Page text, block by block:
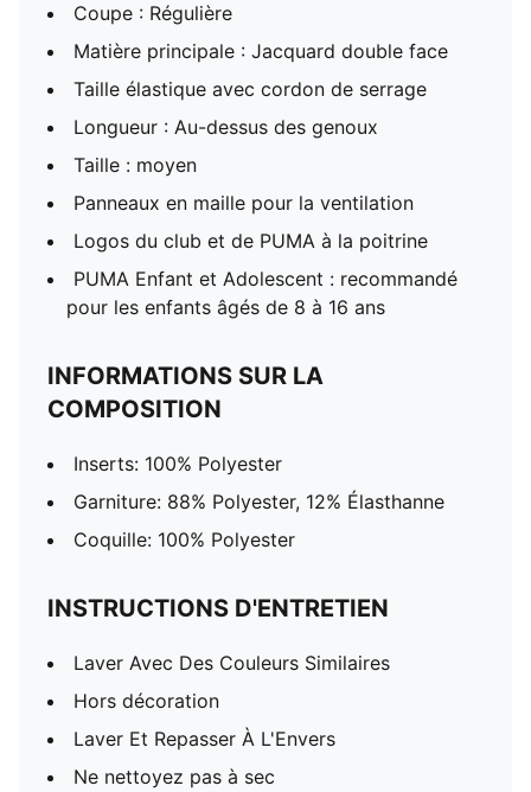
Coupe : Régulière
Matière principale : Jacquard double face
Taille élastique avec cordon de serrage
Longueur : Au-dessus des genoux
Taille : moyen
Panneaux en maille pour la ventilation
Logos du club et de PUMA à la poitrine
PUMA Enfant et Adolescent : recommandé
pour les enfants âgés de 8 à 16 ans
INFORMATIONS SUR LA
COMPOSITION
Inserts: 100% Polyester
Garniture: 88% Polyester, 12% Élasthanne
Coquille: 100% Polyester
INSTRUCTIONS D'ENTRETIEN
Laver Avec Des Couleurs Similaires
Hors décoration
Laver Et Repasser À L'Envers
Ne nettoyez pas à sec